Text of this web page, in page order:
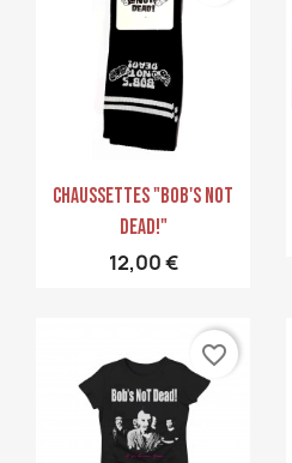
Aperçu rapide
Chaussettes "Bob's NoT
Dead!"
12,00 €
favorite_border